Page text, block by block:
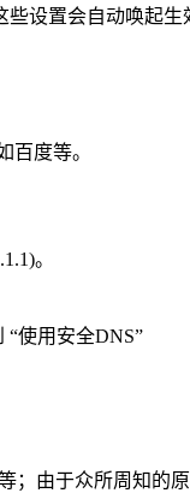
设置会自动唤起生
度等。
。
使用安全DNS”
；由于众所周知的